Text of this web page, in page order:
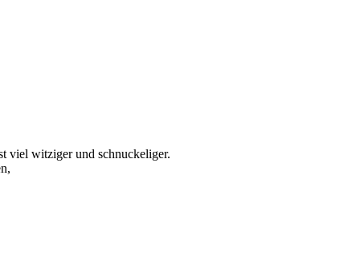
viel witziger und schnuckeliger.